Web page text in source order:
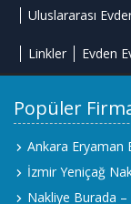
Uluslararası
Linkler Evden
Popüler
Ankara Eryaman
İzmir Yeniçağ
Nakliye Burada